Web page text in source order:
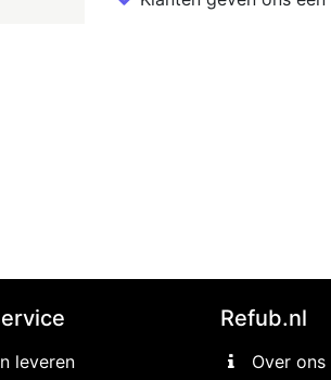
leveren
Refub.nl
Over ons